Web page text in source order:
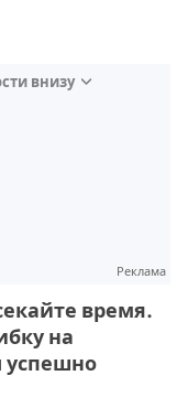
внизу
Реклама
время.
на
успешно